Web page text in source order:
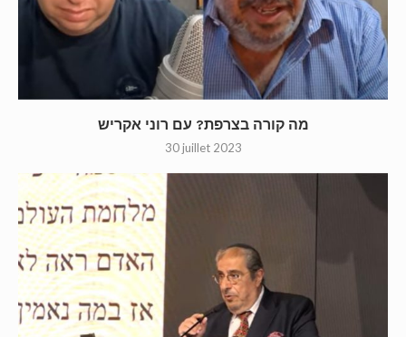
מה קורה בצרפת? עם רוני אקריש
30 juillet 2023